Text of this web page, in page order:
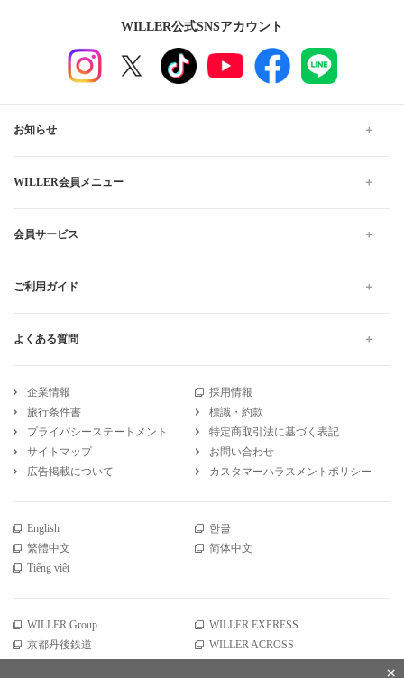
WILLER公式SNSアカウント
お知らせ
WILLER会員メニュー
会員サービス
ご利用ガイド
よくある質問
企業情報
採用情報
旅行条件書
標識・約款
プライバシーステートメント
特定商取引法に基づく表記
サイトマップ
お問い合わせ
広告掲載について
カスタマーハラスメントポリシー
English
한글
繁體中文
简体中文
Tiếng việt
WILLER Group
WILLER EXPRESS
京都丹後鉄道
WILLER ACROSS
×